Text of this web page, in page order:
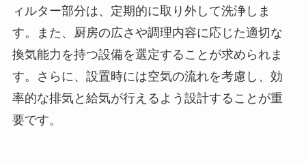
ィルター部分は、定期的に取り外して洗浄しま
す。また、厨房の広さや調理内容に応じた適切な
換気能力を持つ設備を選定することが求められま
す。さらに、設置時には空気の流れを考慮し、効
率的な排気と給気が行えるよう設計することが重
要です。